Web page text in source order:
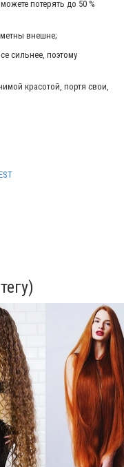
потерять до 50 %
внешне;
сильнее, поэтому
красотой, портя свои,